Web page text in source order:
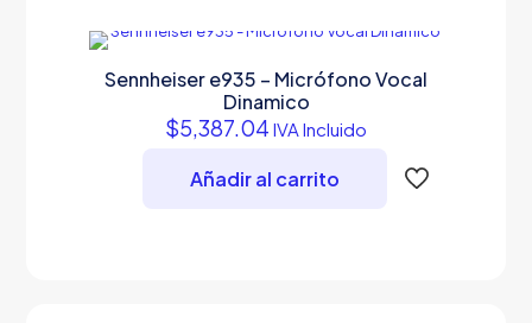
Sennheiser e935 – Micrófono Vocal
Dinamico
$5,387.04 IVA Incluido
Añadir al carrito